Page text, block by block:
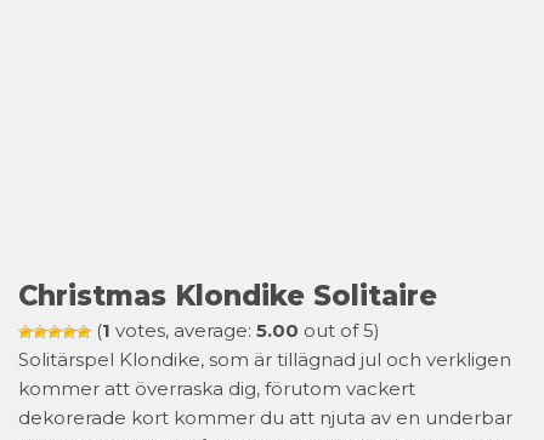
Christmas Klondike Solitaire
(1 votes, average: 5.00 out of 5)
Solitärspel Klondike, som är tillägnad jul och verkligen
kommer att överraska dig, förutom vackert
dekorerade kort kommer du att njuta av en underbar